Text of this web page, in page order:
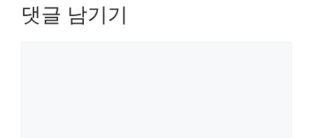
댓글 남기기